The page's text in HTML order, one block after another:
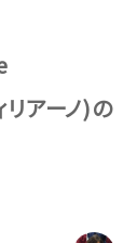
アーノ)の